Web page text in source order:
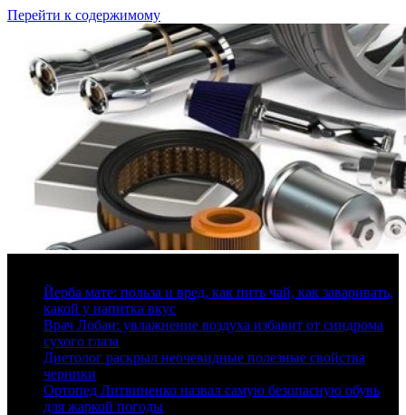
Перейти к содержимому
Йерба мате: польза и вред, как пить чай, как заваривать,
какой у напитка вкус
Врач Лобан: увлажнение воздуха избавит от синдрома
сухого глаза
Диетолог раскрыл неочевидные полезные свойства
черники
Ортопед Литвиненко назвал самую безопасную обувь
для жаркой погоды